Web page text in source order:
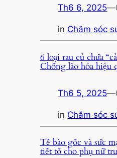
Th6 6, 2025—
in Chăm sóc
6 loại rau củ chứa
Chống lão hóa hiệu
Th6 5, 2025—
in Chăm sóc
Tế bào gốc và sức
tiết tố cho phụ nữ